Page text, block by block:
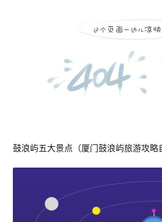
鼓浪屿五大景点（厦门鼓浪屿旅游攻略